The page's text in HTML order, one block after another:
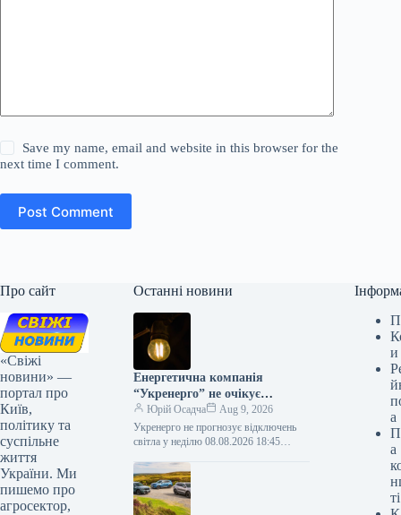
Save my name, email and website in this browser for the
next time I comment.
Post Comment
Про сайт
«Свіжі
новини» —
портал про
Київ,
політику та
суспільне
життя
України. Ми
пишемо про
агросектор,
Останні новини
Енергетична компанія
“Укренерго” не очікує
вимкнень електроенергії в
неділю.
Юрій Осадча
Aug 9, 2026
Укренерго не прогнозує відключень
світла у неділю 08.08.2026 18:45
серпня, не передбачаються жодні
обмеження…
и
а
а
ті